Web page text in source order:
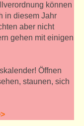
können
in diesem Jahr
aber nicht
gehen mit einigen
Öffnen
staunen, sich